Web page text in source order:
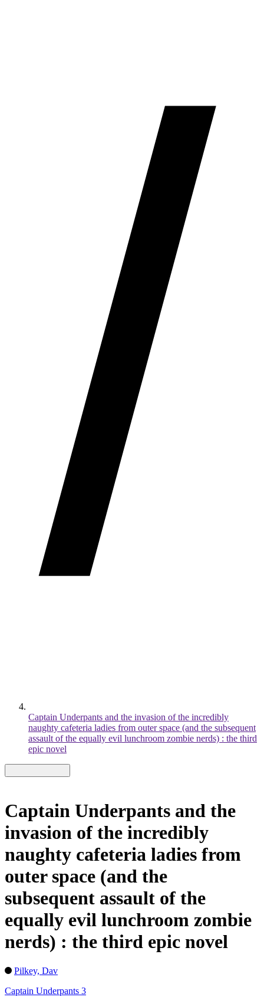
Captain Underpants and the invasion of the incredibly
naughty cafeteria ladies from outer space (and the subsequent
assault of the equally evil lunchroom zombie nerds) : the third
epic novel
Captain Underpants and the
invasion of the incredibly
naughty cafeteria ladies from
outer space (and the
subsequent assault of the
equally evil lunchroom zombie
nerds) : the third epic novel
Pilkey, Dav
Captain Underpants 3